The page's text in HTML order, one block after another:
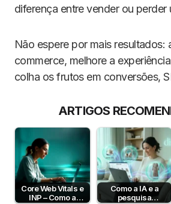
diferença entre vender ou perder
Não espere por mais resultados:
commerce, melhore a
colha os frutos em conversões,
ARTIGOS
Core Web Vitals e
INP – Como a
Como a IA e a
pesquisa